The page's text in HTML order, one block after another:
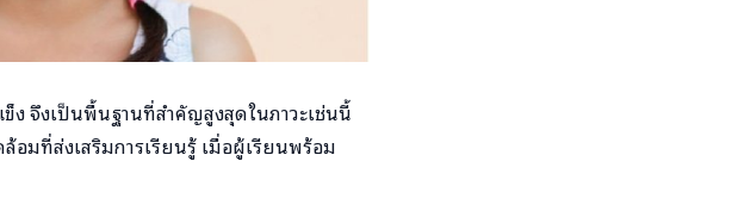
ง จึงเป็นพื้นฐานที่สำคัญสูงสุดในภาวะเช่นนี้
อมที่ส่งเสริมการเรียนรู้ เมื่อผู้เรียนพร้อม